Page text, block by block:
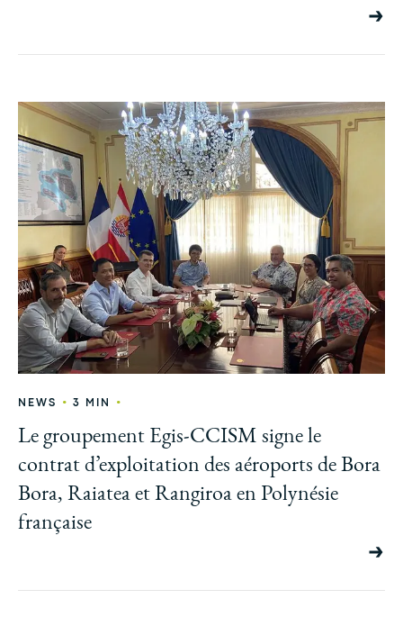
NEWS • 3 MIN •
Le groupement Egis-CCISM signe le
contrat d’exploitation des aéroports de Bora
Bora, Raiatea et Rangiroa en Polynésie
française